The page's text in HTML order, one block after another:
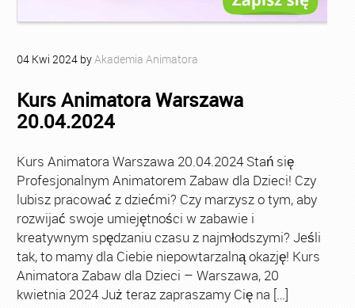
04 Kwi 2024 byAkademia Animatora
Kurs Animatora Warszawa
20.04.2024
Kurs Animatora Warszawa 20.04.2024 Stań się
Profesjonalnym Animatorem Zabaw dla Dzieci! Czy
lubisz pracować z dziećmi? Czy marzysz o tym, aby
rozwijać swoje umiejętności w zabawie i
kreatywnym spędzaniu czasu z najmłodszymi? Jeśli
tak, to mamy dla Ciebie niepowtarzalną okazję! Kurs
Animatora Zabaw dla Dzieci – Warszawa, 20
kwietnia 2024 Już teraz zapraszamy Cię na […]